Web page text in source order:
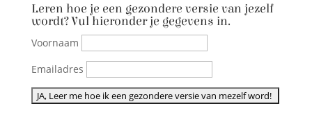
Leren hoe je een gezondere versie van jezelf
wordt? Vul hieronder je gegevens in.
Voornaam
Emailadres